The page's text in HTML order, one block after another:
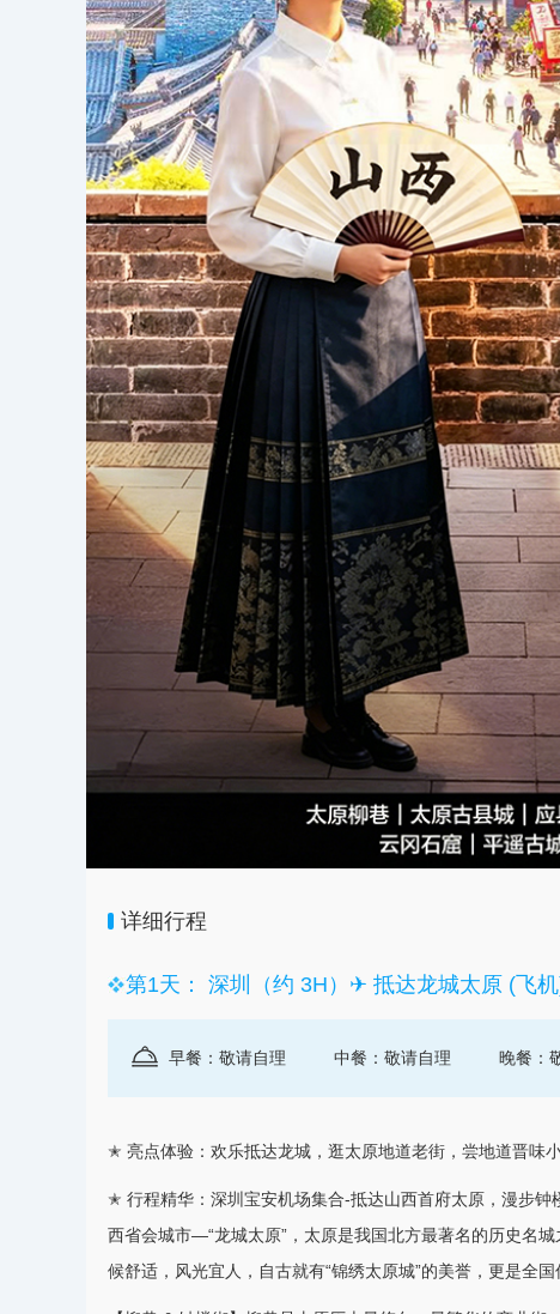
详细行程
第1天： 深圳（约 3H）✈ 抵达龙城太原 (飞
早餐：敬请自理 中餐：敬请自理 晚餐：
✭ 亮点体验：欢乐抵达龙城，逛太原地道老街，尝地道晋味
✭ 行程精华： 深圳 宝安机场集合-抵达山西首府太原，漫步钟
西省会城市—“龙城太原”，太原是我国北方最著名的历史名
候舒适，风光宜人，自古就有“锦绣太原城”的美誉，更是全国